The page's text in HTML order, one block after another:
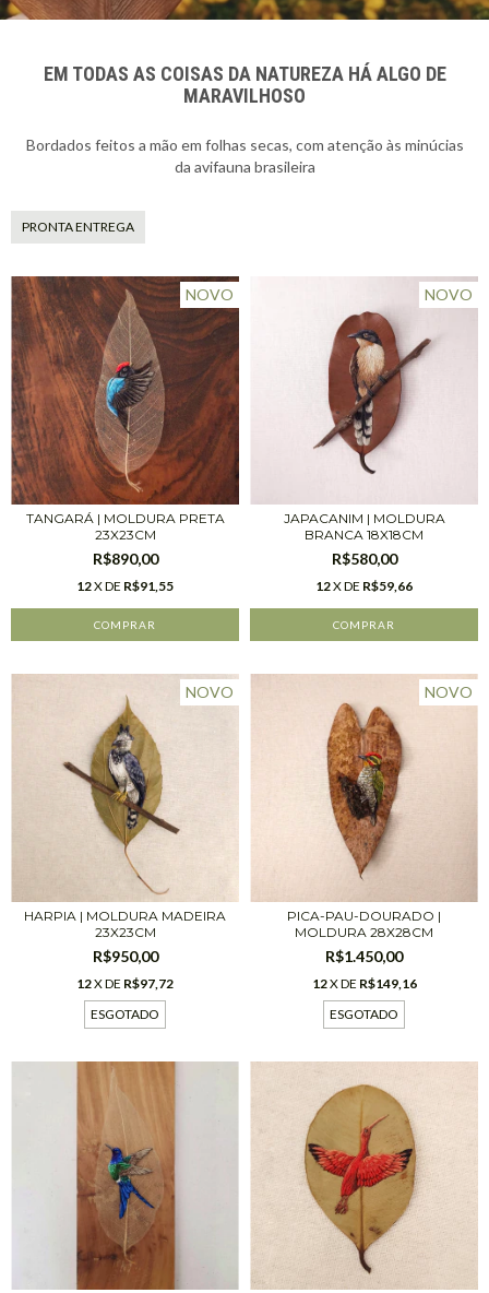
EM TODAS AS COISAS DA NATUREZA HÁ ALGO DE
MARAVILHOSO
Bordados feitos a mão em folhas secas, com atenção às minúcias
da avifauna brasileira
PRONTA ENTREGA
NOVO
TANGARÁ | MOLDURA PRETA
23X23CM
R$890,00
12X DE R$91,55
NOVO
JAPACANIM | MOLDURA
BRANCA 18X18CM
R$580,00
12X DE R$59,66
NOVO
HARPIA | MOLDURA MADEIRA
23X23CM
R$950,00
12X DE R$97,72
ESGOTADO
NOVO
PICA-PAU-DOURADO |
MOLDURA 28X28CM
R$1.450,00
12X DE R$149,16
ESGOTADO